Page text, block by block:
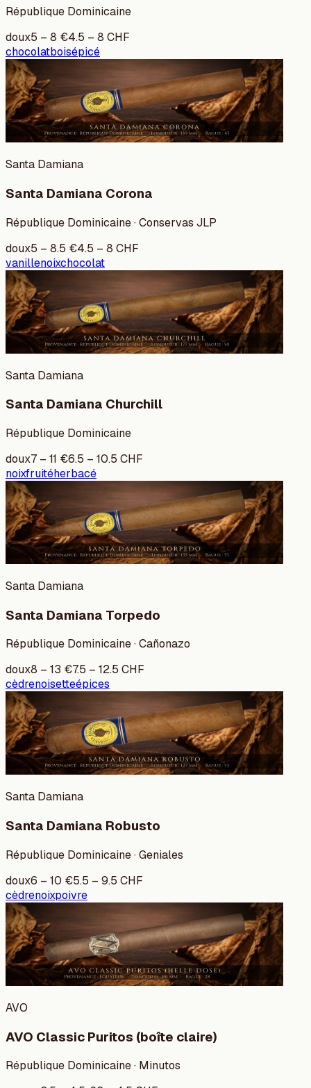
République Dominicaine
doux5 – 8 €4.5 – 8 CHF
chocolatboisépicé
Santa Damiana
Santa Damiana Corona
République Dominicaine · Conservas JLP
doux5 – 8.5 €4.5 – 8 CHF
vanillenoixchocolat
Santa Damiana
Santa Damiana Churchill
République Dominicaine
doux7 – 11 €6.5 – 10.5 CHF
noixfruitéherbacé
Santa Damiana
Santa Damiana Torpedo
République Dominicaine · Cañonazo
doux8 – 13 €7.5 – 12.5 CHF
cèdrenoisetteépices
Santa Damiana
Santa Damiana Robusto
République Dominicaine · Geniales
doux6 – 10 €5.5 – 9.5 CHF
cèdrenoixpoivre
AVO
AVO Classic Puritos (boîte claire)
République Dominicaine · Minutos